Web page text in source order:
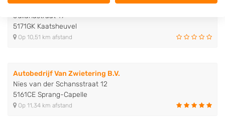
Autobedrijf Eric de Kort B.V.
Julianastraat 19
5171GK Kaatsheuvel
Op 10,51 km afstand
Autobedrijf Van Zwietering B.V.
Nies van der Schansstraat 12
5161CE Sprang-Capelle
Op 11,34 km afstand